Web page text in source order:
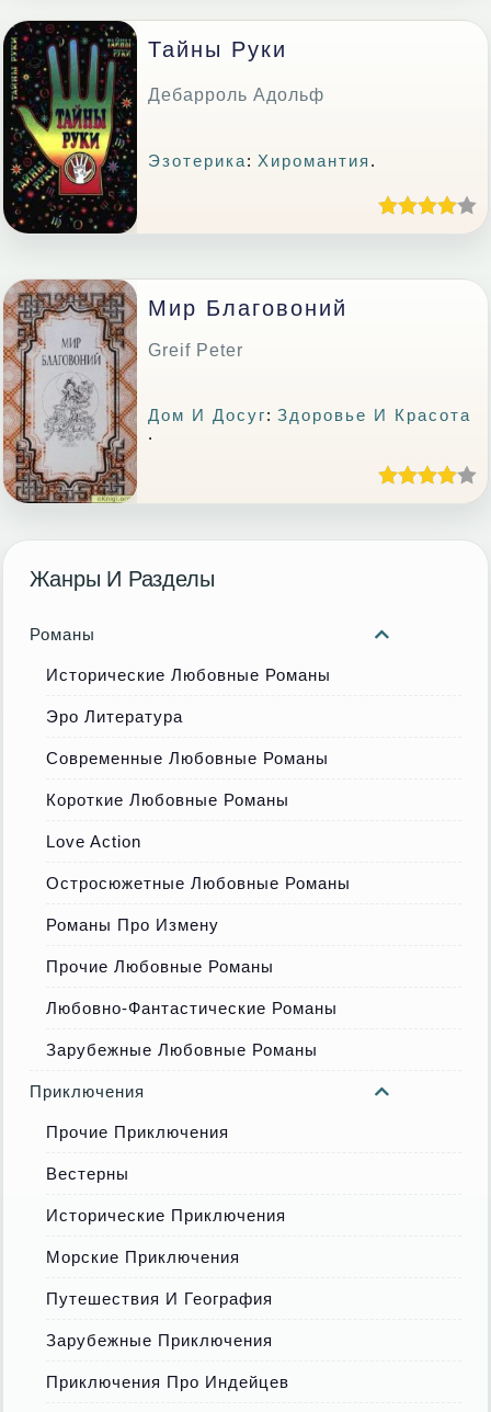
Тайны Руки
Дебарроль Адольф
Эзотерика:Хиромантия .
Мир Благовоний
Greif Peter
Дом И Досуг:Здоровье И Красота
.
Жанры И Разделы
Романы
Исторические Любовные Романы
Эро Литература
Современные Любовные Романы
Короткие Любовные Романы
Love Action
Остросюжетные Любовные Романы
Романы Про Измену
Прочие Любовные Романы
Любовно-Фантастические Романы
Зарубежные Любовные Романы
Приключения
Прочие Приключения
Вестерны
Исторические Приключения
Морские Приключения
Путешествия И География
Зарубежные Приключения
Приключения Про Индейцев